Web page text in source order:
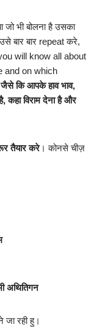
जो भी बोलना है उसका
उसे बार बार repeat करे,
will know all about
and on which
कि आपके हाव भाव,
विराम देना है और
तैयार करे। कोनसे चीज़
अथितिगन
रही हु।